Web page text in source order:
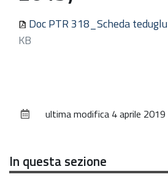
Doc PTR 318_Scheda
KB
documentoultima modifica 4 aprile
In questa sezione